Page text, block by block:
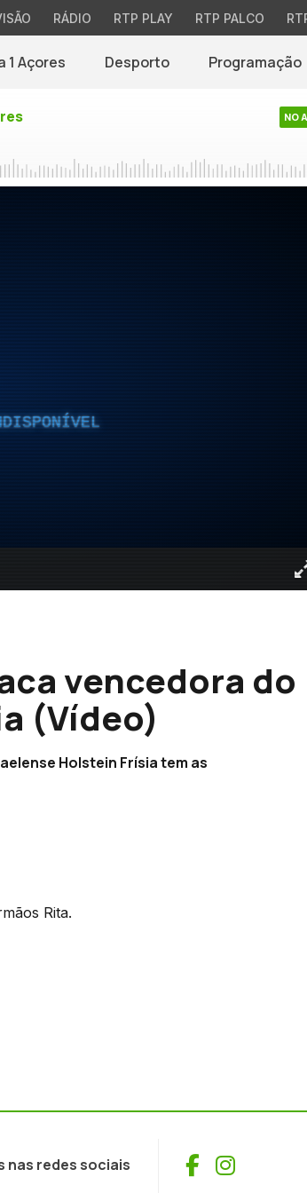
RÁDIO RTP PLAY RTP PALCO
1 Açores Desporto Programação
NO
vencedora do
(Vídeo)
Holstein Frísia tem as
Rita.
nas redes sociais Facebook